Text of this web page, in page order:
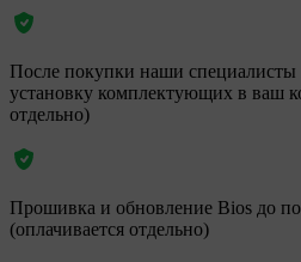
После покупки наши специалисты
установку комплектующих в ваш
отдельно)
Прошивка и обновление Bios до
(оплачивается отдельно)